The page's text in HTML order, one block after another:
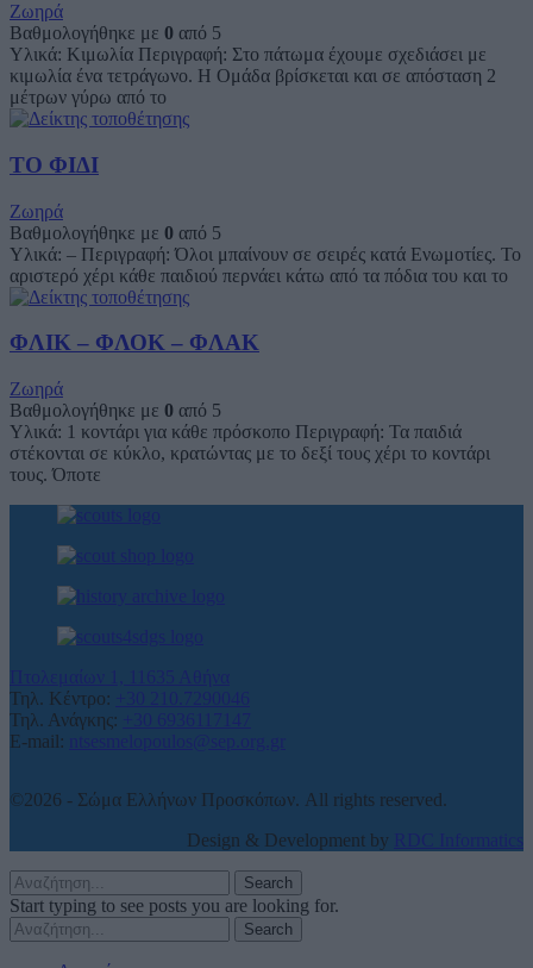
Ζωηρά
Βαθμολογήθηκε με 0 από 5
Υλικά: Κιμωλία Περιγραφή: Στο πάτωμα έχουμε σχεδιάσει με
κιμωλία ένα τετράγωνο. Η Ομάδα βρίσκεται και σε απόσταση 2
μέτρων γύρω από το
ΤΟ ΦΙΔΙ
Ζωηρά
Βαθμολογήθηκε με 0 από 5
Υλικά: – Περιγραφή: Όλοι μπαίνουν σε σειρές κατά Ενωμοτίες. Το
αριστερό χέρι κάθε παιδιού περνάει κάτω από τα πόδια του και το
ΦΛΙΚ – ΦΛΟΚ – ΦΛΑΚ
Ζωηρά
Βαθμολογήθηκε με 0 από 5
Υλικά: 1 κοντάρι για κάθε πρόσκοπο Περιγραφή: Τα παιδιά
στέκονται σε κύκλο, κρατώντας με το δεξί τους χέρι το κοντάρι
τους. Όποτε
Πτολεμαίων 1, 11635 Αθήνα
Τηλ. Κέντρο:
+30 210.7290046
Τηλ. Ανάγκης:
+30 6936117147
E-mail:
ntsesmelopoulos@sep.org.gr
©2026 - Σώμα Ελλήνων Προσκόπων. All rights reserved.
Design & Development by RDC Informatics
Search
Start typing to see posts you are looking for.
Search